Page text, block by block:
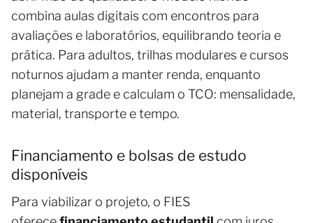
combina aulas digitais com encontros para
avaliações e laboratórios, equilibrando teoria e
prática. Para adultos, trilhas modulares e cursos
noturnos ajudam a manter renda, enquanto
planejam a grade e calculam o TCO: mensalidade,
material, transporte e tempo.
Financiamento e bolsas de estudo
disponíveis
Para viabilizar o projeto, o FIES